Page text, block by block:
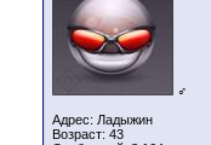
♂
Адрес: Ладыжин
Возраст: 43